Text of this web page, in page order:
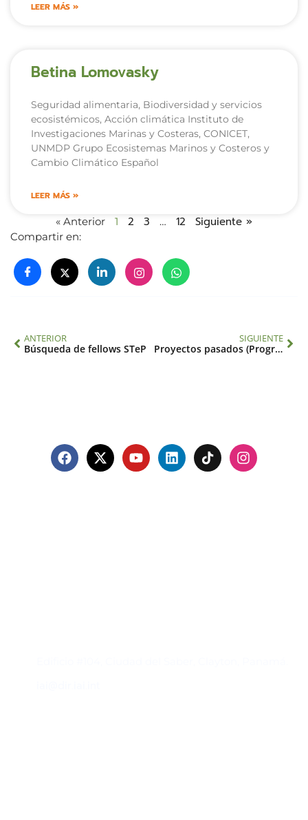
LEER MÁS »
Betina Lomovasky
Seguridad alimentaria, Biodiversidad y servicios
ecosistémicos, Acción climática Instituto de
Investigaciones Marinas y Costeras, CONICET,
UNMDP Grupo Ecosistemas Marinos y Costeros y
Cambio Climático Español
LEER MÁS »
« Anterior 1 2 3 … 12 Siguiente »
Compartir en:
ANTERIOR
Búsqueda de fellows STeP
SIGUIENTE
Proyectos pasados (Programa de Ciencia)